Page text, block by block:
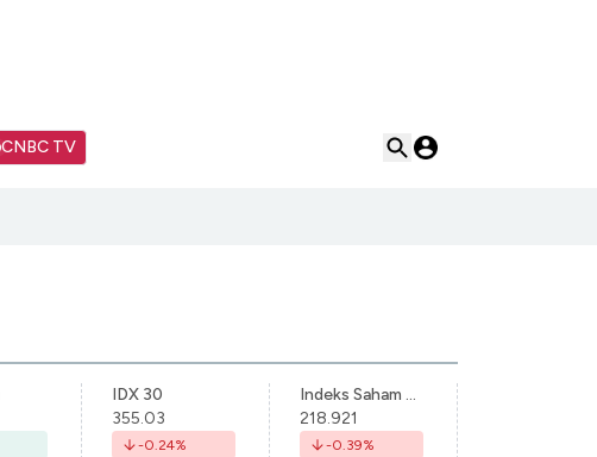
CNBC TV
IDX 30
355.03
-0.24%
Indeks Saham Syariah Indonesia
218.921
-0.39%